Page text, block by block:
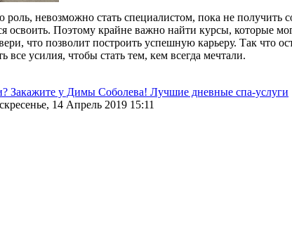
невозможно стать специалистом, пока не
освоить. Поэтому крайне важно найти курсы, которые
что позволит построить успешную карьеру. Так что
все усилия, чтобы стать тем, кем всегда мечтали.
Закажите у Димы Соболева! Лучшие дневные спа-услуги
14 Апрель 2019 15:11